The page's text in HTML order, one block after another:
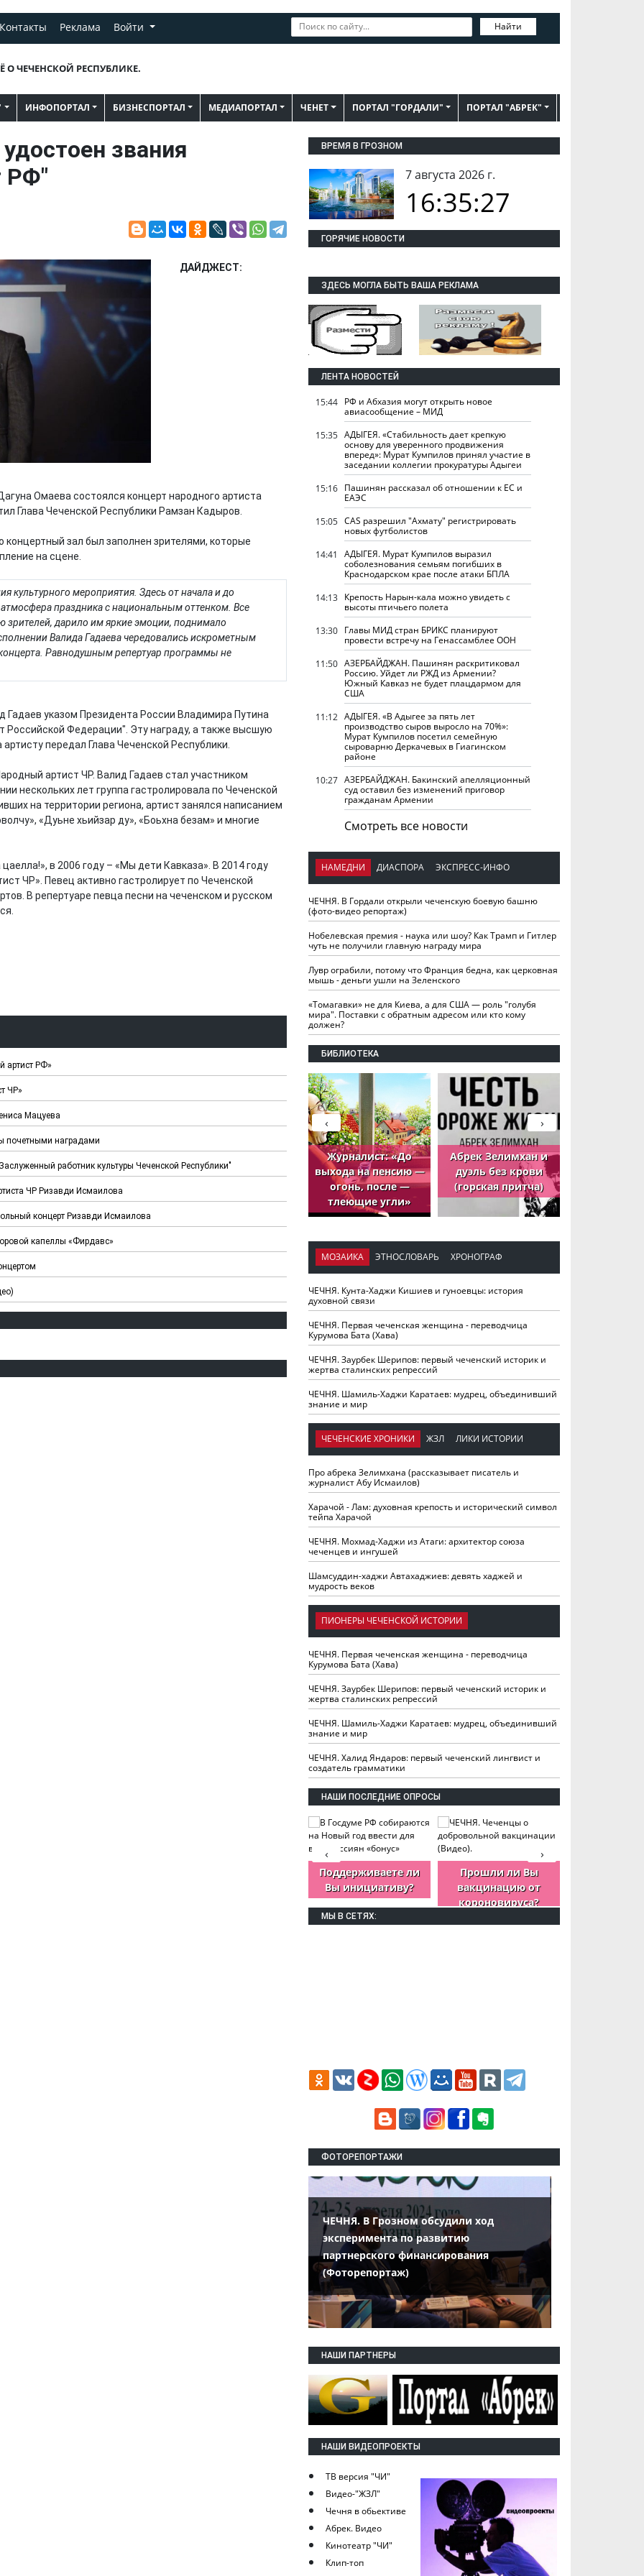
Контакты Реклама Войти Найти
О ЧЕЧЕНСКОЙ РЕСПУБЛИКЕ.
ИНФОПОРТАЛ БИЗНЕСПОРТАЛ МЕДИАПОРТАЛ ЧЕНЕТ ПОРТАЛ "ГОРДАЛИ" ПОРТАЛ "АБРЕК"
звания
РФ"
ДАЙДЖЕСТ:
Омаева состоялся концерт народного артиста
Глава Чеченской Республики Рамзан Кадыров.
зал был заполнен зрителями, которые
на сцене.
культурного мероприятия. Здесь от начала и до
праздника с национальным оттенком. Все
зрителей, дарило им яркие эмоции, поднимало
Валида Гадаева чередовались искрометным
Равнодушным репертуар программы не
Гадаев указом Президента России Владимира Путина
Российской Федерации". Эту награду, а также высшую
передал Глава Чеченской Республики.
артист ЧР. Валид Гадаев стал участником
нескольких лет группа гастролировала по Чеченской
на территории региона, артист занялся написанием
«Дуьне хьийзар ду», «Боьхна безам» и многие
в 2006 году – «Мы дети Кавказа». В 2014 году
ЧР». Певец активно гастролирует по Чеченской
В репертуаре певца песни на чеченском и русском
артист РФ»
ЧР»
Мацуева
почетными наградами
работник культуры Чеченской Республики" ⠀
ЧР Ризавди Исмаилова
концерт Ризавди Исмаилова
капеллы «Фирдавс»
ВРЕМЯ В ГРОЗНОМ
7 августа 2026 г.
16:35:27
ГОРЯЧИЕ НОВОСТИ
ЗДЕСЬ МОГЛА БЫТЬ ВАША РЕКЛАМА
ЛЕНТА НОВОСТЕЙ
15:44 РФ и Абхазия могут открыть новое
авиасообщение – МИД
15:35 АДЫГЕЯ. «Стабильность дает крепкую
основу для уверенного продвижения
вперед»: Мурат Кумпилов принял участие в
заседании коллегии прокуратуры Адыгеи
15:16 Пашинян рассказал об отношении к ЕС и
ЕАЭС
15:05 CAS разрешил "Ахмату" регистрировать
новых футболистов
14:41
АДЫГЕЯ. Мурат Кумпилов выразил
соболезнования семьям погибших в
Краснодарском крае после атаки БПЛА
14:13 Крепость Нарын-кала можно увидеть с
высоты птичьего полета
13:30 Главы МИД стран БРИКС планируют
провести встречу на Генассамблее ООН
11:50 АЗЕРБАЙДЖАН. Пашинян раскритиковал
Россию. Уйдет ли РЖД из Армении?
Южный Кавказ не будет плацдармом для
США
11:12 АДЫГЕЯ. «В Адыгее за пять лет
производство сыров выросло на 70%»:
Мурат Кумпилов посетил семейную
сыроварню Деркачевых в Гиагинском
районе
10:27 АЗЕРБАЙДЖАН. Бакинский апелляционный
суд оставил без изменений приговор
гражданам Армении
Смотреть все новости
НАМЕДНИ ДИАСПОРА ЭКСПРЕСС-ИНФО
ЧЕЧНЯ. В Гордали открыли чеченскую боевую башню
(фото-видео репортаж)
Нобелевская премия - наука или шоу? Как Трамп и Гитлер
чуть не получили главную награду мира
Лувр ограбили, потому что Франция бедна, как церковная
мышь - деньги ушли на Зеленского
«Томагавки» не для Киева, а для США — роль "голубя
мира". Поставки с обратным адресом или кто кому
должен?
БИБЛИОТЕКА
ЧЕЧНЯ. Обарг Варин
илли
ЧЕЧНЯ. Хьаьжин
мурд - обарг Вара
Журналист: «До
выхода на пенсию —
огонь, после —
тлеющие угли»
Абрек Зелимхан и
дуэль без крови
(горская притча)
›
‹
МОЗАИКА ЭТНОСЛОВАРЬ ХРОНОГРАФ
ЧЕЧНЯ. Кунта-Хаджи Кишиев и гуноевцы: история
духовной связи
ЧЕЧНЯ. Первая чеченская женщина - переводчица
Курумова Бата (Хава)
ЧЕЧНЯ. Заурбек Шерипов: первый чеченский историк и
жертва сталинских репрессий
ЧЕЧНЯ. Шамиль-Хаджи Каратаев: мудрец, объединивший
знание и мир
ЧЕЧЕНСКИЕ ХРОНИКИ ЖЗЛ ЛИКИ ИСТОРИИ
Про абрека Зелимхана (рассказывает писатель и
журналист Абу Исмаилов)
Харачой - Лам: духовная крепость и исторический символ
тейпа Харачой
ЧЕЧНЯ. Мохмад-Хаджи из Атаги: архитектор союза
чеченцев и ингушей
Шамсуддин-хаджи Автахаджиев: девять хаджей и
мудрость веков
ПИОНЕРЫ ЧЕЧЕНСКОЙ ИСТОРИИ
ЧЕЧНЯ. Первая чеченская женщина - переводчица
Курумова Бата (Хава)
ЧЕЧНЯ. Заурбек Шерипов: первый чеченский историк и
жертва сталинских репрессий
ЧЕЧНЯ. Шамиль-Хаджи Каратаев: мудрец, объединивший
знание и мир
ЧЕЧНЯ. Халид Яндаров: первый чеченский лингвист и
создатель грамматики
НАШИ ПОСЛЕДНИЕ ОПРОСЫ
Поддерживаете ли
Вы инициативу?
Прошли ли Вы
вакцинацию от
короновируса?
›
‹
МЫ В СЕТЯХ:
ФОТОРЕПОРТАЖИ
ЧЕЧНЯ. В Грозном обсудили ход
эксперимента по развитию
партнерского финансирования
(Фоторепортаж)
НАШИ ПАРТНЕРЫ
НАШИ ВИДЕОПРОЕКТЫ
ТВ версия "ЧИ"
Видео-"ЖЗЛ"
Чечня в обьективе
Абрек. Видео
Кинотеатр "ЧИ"
Клип-топ